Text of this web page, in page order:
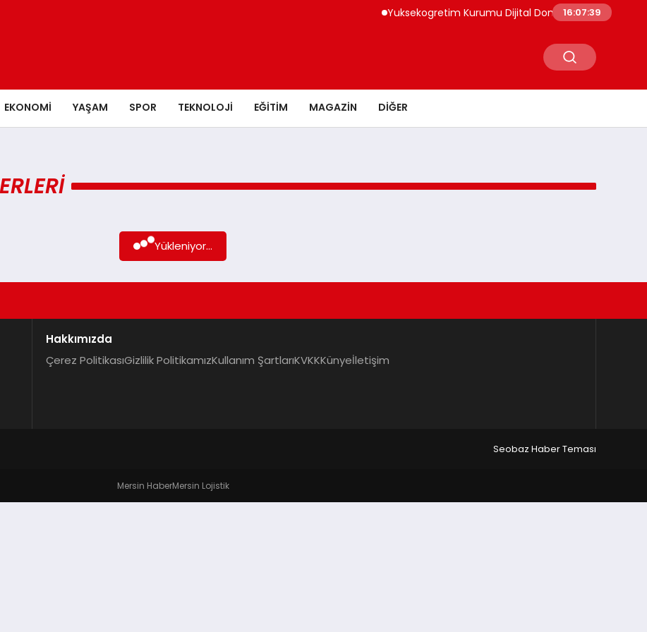
Yuksekogretim Kurumu Dijital Donusum Icin Bilisim
16:07:39
EKONOMI YAŞAM SPOR TEKNOLOJI EĞITIM MAGAZIN DIĞER
Yükleniyor...
Hakkımızda
Çerez PolitikasıGizlilik PolitikamızKullanım ŞartlarıKVKKKünyeİletişim
Seobaz Haber Teması
Mersin HaberMersin Lojistik